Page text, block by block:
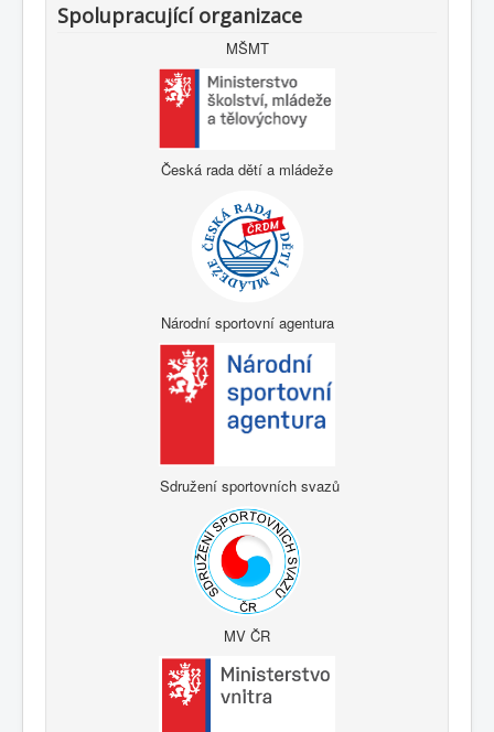
Spolupracující organizace
MŠMT
Česká rada dětí a mládeže
Národní sportovní agentura
Sdružení sportovních svazů
MV ČR